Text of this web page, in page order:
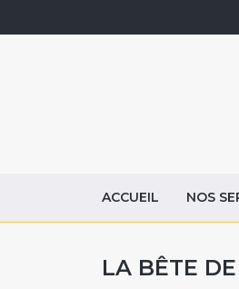
ACCUEIL NOS
LA BÊTE